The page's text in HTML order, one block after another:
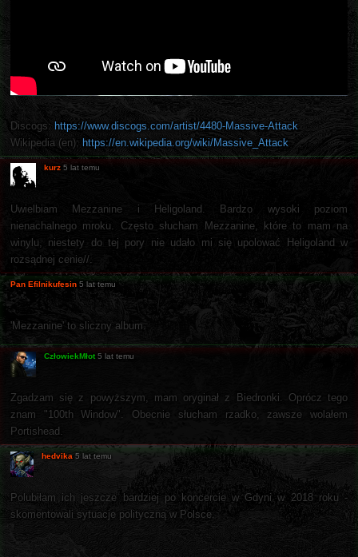
Discogs: https://www.discogs.com/artist/4480-Massive-Attack
Wikipedia (en): https://en.wikipedia.org/wiki/Massive_Attack
kurz 5 lat temu
Uwielbiam Mezzanine i Heligoland. Bardzo wysoki poziom
nienachalnego mroku. Często słucham Mezzanine, które to mam na
winylu, niestety do tej pory nie udało mi się upolować Heligoland w
rozsądnej cenie//.
Pan Efilnikufesin 5 lat temu
'Mezzanine' to sliczny album.
CzłowiekMłot 5 lat temu
Zgadzam się z powyższym, mam oryginał z Biedronki. Oprócz tego
znam "100th Window". Obecnie słucham rzadko, zawsze wolałem
Portishead.
hedvika 5 lat temu
Polubiłam ich jeszcze bardziej po koncercie w Gdyni w 2018 roku -
skomentowali sytuacje polityczną w Polsce.